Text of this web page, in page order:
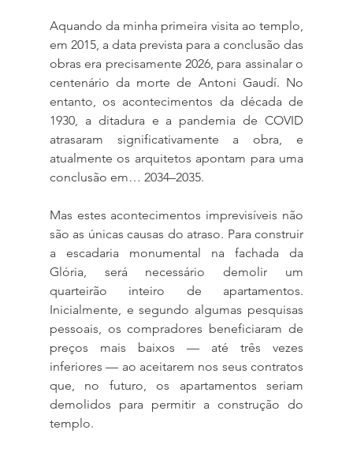
Aquando da minha primeira visita ao templo,
em 2015, a data prevista para a conclusão das
obras era precisamente 2026, para assinalar o
centenário da morte de Antoni Gaudí. No
entanto, os acontecimentos da década de
1930, a ditadura e a pandemia de COVID
atrasaram significativamente a obra, e
atualmente os arquitetos apontam para uma
conclusão em… 2034–2035.
Mas estes acontecimentos imprevisíveis não
são as únicas causas do atraso. Para construir
a escadaria monumental na fachada da
Glória, será necessário demolir um
quarteirão inteiro de apartamentos.
Inicialmente, e segundo algumas pesquisas
pessoais, os compradores beneficiaram de
preços mais baixos — até três vezes
inferiores — ao aceitarem nos seus contratos
que, no futuro, os apartamentos seriam
demolidos para permitir a construção do
templo.